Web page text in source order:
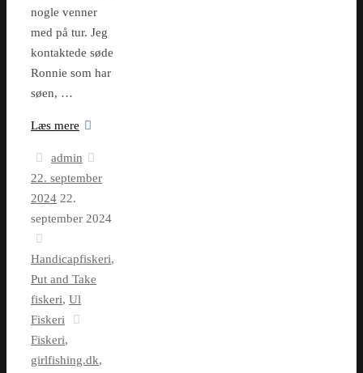
nogle venner
med på tur. Jeg
kontaktede søde
Ronnie som har
søen, …
Læs mere
admin
22. september
2024 22.
september 2024
Handicapfiskeri,
Put and Take
fiskeri, Ul
Fiskeri
Fiskeri,
girlfishing.dk,